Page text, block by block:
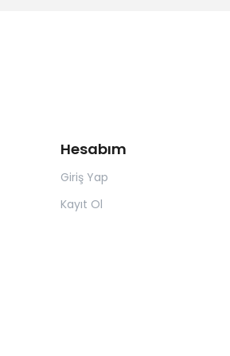
Hesabım
Giriş Yap
Kayıt Ol